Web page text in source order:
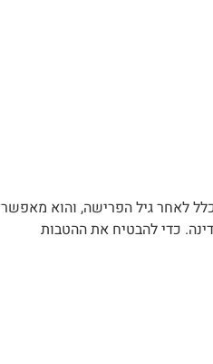
לאחר גיל הפרישה, והוא מאפשר
כדי להבטיח את ההטבות